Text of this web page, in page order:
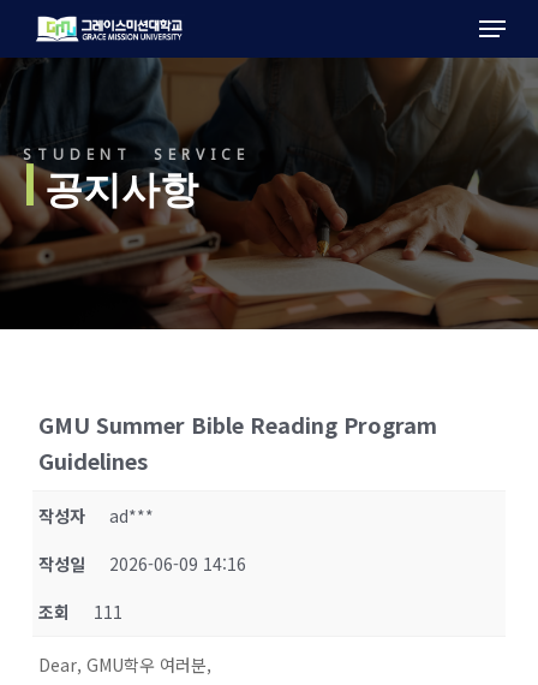
main
content
Menu
STUDENT SERVICE
l공지사항
GMU Summer Bible Reading Program
Guidelines
작성자
ad***
작성일
2026-06-09 14:16
조회
111
Dear, GMU학우 여러분,